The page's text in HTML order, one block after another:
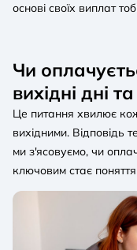
основі своїх виплат
Чи
вихідні дні
Це питання хвилює
вихідними. Відповідь
ми з'ясовуємо, чи
ключовим стає